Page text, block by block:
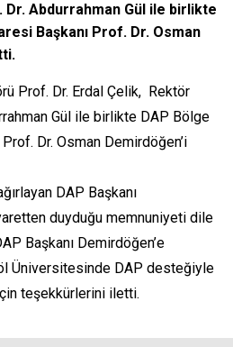
Dr. Abdurrahman Gül ile birlikte
Başkanı Prof. Dr. Osman
Prof. Dr. Erdal Çelik, Rektör
Gül ile birlikte DAP Bölge
Dr. Osman Demirdöğen’i
DAP Başkanı
duyduğu memnuniyeti dile
Başkanı Demirdöğen’e
Üniversitesinde DAP desteğiyle
teşekkürlerini iletti.